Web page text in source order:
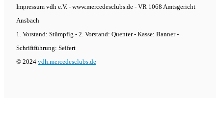
Impressum vdh e.V. - www.mercedesclubs.de - VR 1068 Amtsgericht
Ansbach
1. Vorstand: Stümpfig - 2. Vorstand: Quenter - Kasse: Banner -
Schriftführung: Seifert
© 2024 vdh.mercedesclubs.de